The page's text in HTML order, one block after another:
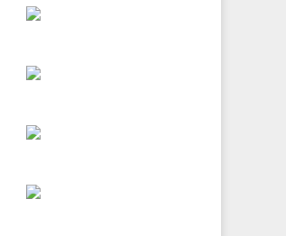
Olimpia Popa -
Nicoleta Joița -
Adrian Alexe -
Katharina Dor -